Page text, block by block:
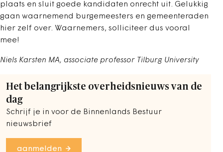
plaats en sluit goede kandidaten onrecht uit. Gelukkig
gaan waarnemend burgemeesters en gemeenteraden
hier zelf over. Waarnemers, solliciteer dus vooral
mee!
Niels Karsten MA, associate professor Tilburg University
Het belangrijkste overheidsnieuws van de
dag
Schrijf je in voor de Binnenlands Bestuur
nieuwsbrief
aanmelden